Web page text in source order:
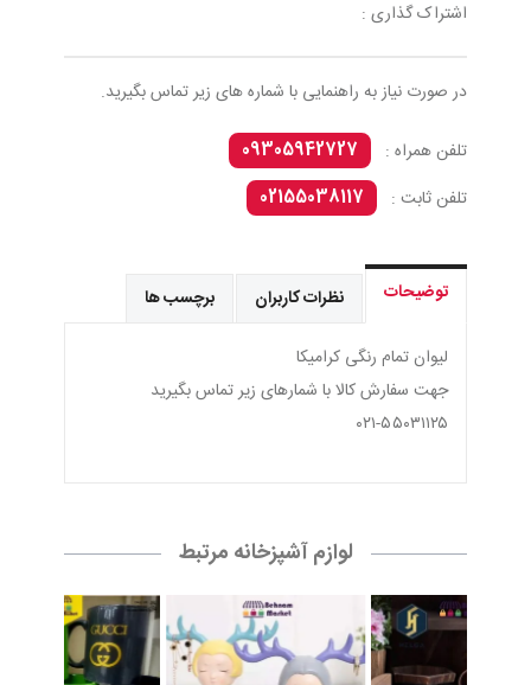
اشتراک گذاری :
در صورت نیاز به راهنمایی با شماره های زیر تماس بگیرید.
تلفن همراه :
09305942727
تلفن ثابت :
02155038117
توضیحات نظرات کاربران برچسب ها
لیوان تمام رنگی کرامیکا
جهت سفارش كالا با شمارهاى زير تماس بگیرید
۰۲۱-۵۵۰۳۱۱۲۵
لوازم آشپزخانه مرتبط